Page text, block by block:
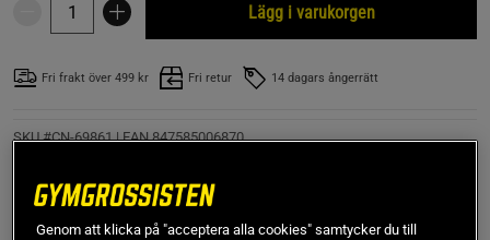
Lägg i varukorgen
Fri frakt över 499 kr Fri retur 14 dagars ångerrätt
SKU #CN-69861| EAN847585006870
som belastning. Använd dig av hundratals olika vinklar och
övningar för en komplett helkroppsträning!
Genom att klicka på "acceptera alla cookies" samtycker du till